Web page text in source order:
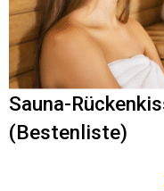
Sauna-
(Bestenliste)